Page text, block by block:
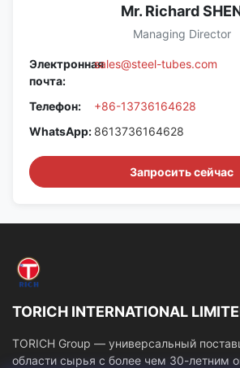
Mr. Richard
Managing Director
Электронная
почта:
sales@steel-tubes.com
Телефон:
+86-13736164628
WhatsApp: 8613736164628
Запросить сейчас
TORICH INTERNATIONAL
TORICH Group — универсальный
области сырья с более чем 30-летним